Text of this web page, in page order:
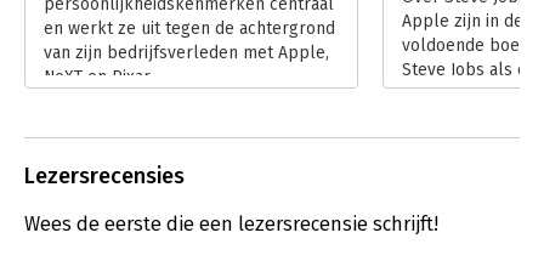
en werkt ze uit tegen de achtergrond
van zijn bedrijfsverleden met Apple,
NeXT en Pixar.
Apple zijn in de
voldoende
Steve Jobs als
filmindustrie (met
boeken. En nu is
dat wel. Reden
boeken van
Lezersrecensies
Wees de eerste die een lezersrecensie schrijft!